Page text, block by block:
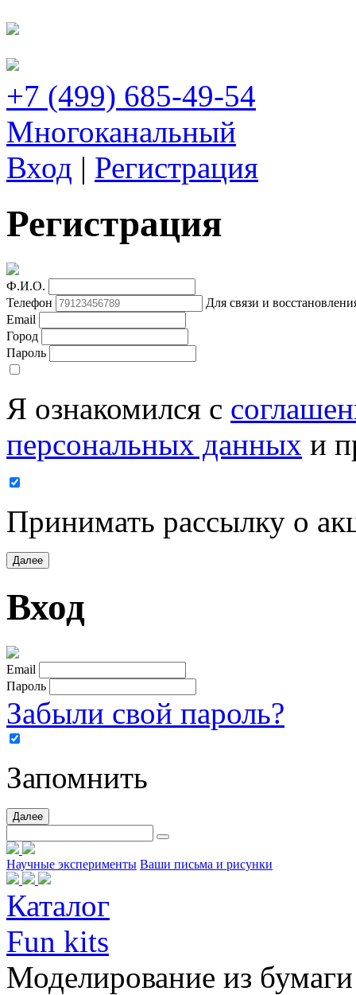
+7 (499) 685-49-54
Многоканальный
Вход | Регистрация
Регистрация
Ф.И.О.
Телефон
Для связи и
Email
Город
Пароль
Я ознакомился с
персональных данных и
Принимать рассылку о
Далее
Вход
Email
Пароль
Забыли свой пароль?
Запомнить
Далее
Научные эксперименты Ваши письма и рисунки
Каталог
Fun kits
Моделирование из бумаги